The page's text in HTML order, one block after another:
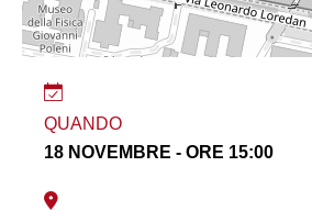
QUANDO
18 NOVEMBRE - ORE 15:00